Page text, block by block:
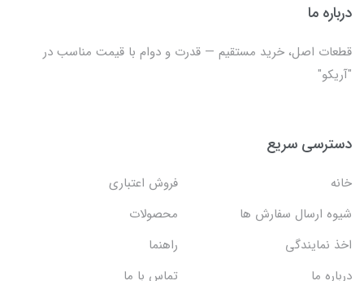
درباره ما
قطعات اصل، خرید مستقیم — قدرت و دوام با قیمت مناسب در
"آریکو"
دسترسی سریع
خانه
فروش اعتباری
شیوه ارسال سفارش ها
محصولات
اخذ نمایندگی
راهنما
درباره ما
تماس با ما